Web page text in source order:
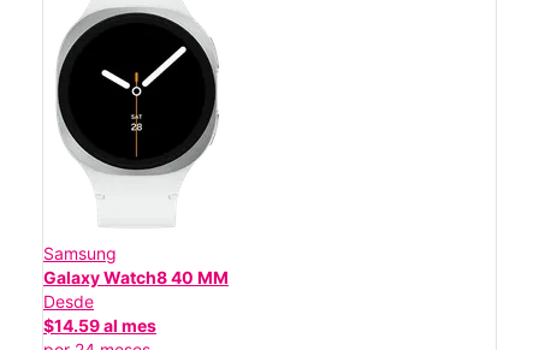
Samsung
Galaxy Watch8 40 MM
Desde
$14.59 al mes